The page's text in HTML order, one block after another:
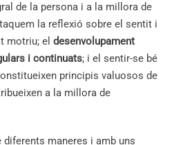
de la persona i a la millora de
la reflexió sobre el sentit i
motriu; el desenvolupament
i continuats; i el sentir-se bé
principis valuosos de
a la millora de
diferents maneres i amb uns